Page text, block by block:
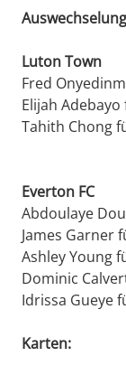
Luton Town
Fred
Elijah
Tahith Chong
Everton FC
Abdoulaye
James Garner
Ashley Young
Dominic
Idrissa Gueye
Karten: